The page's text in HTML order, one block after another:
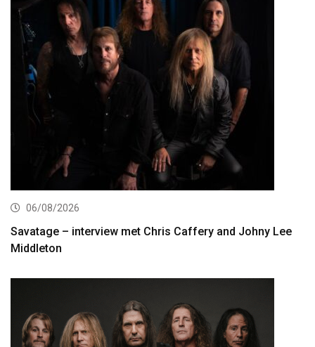
06/08/2026
Savatage – interview met Chris Caffery and Johny Lee
Middleton